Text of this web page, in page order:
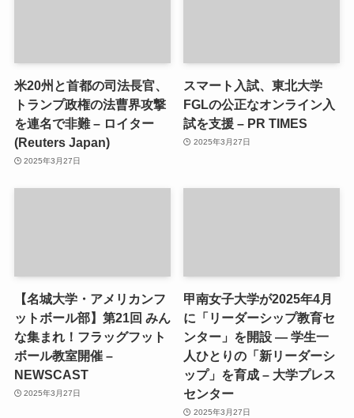
米20州と首都の司法長官、
トランプ政権の法曹界攻撃
を連名で非難 – ロイター
(Reuters Japan)
2025年3月27日
スマート入試、東北大学
FGLの公正なオンライン入
試を支援 – PR TIMES
2025年3月27日
【名城大学・アメリカンフ
ットボール部】第21回 みん
な集まれ！フラッグフット
ボール教室開催 –
NEWSCAST
2025年3月27日
甲南女子大学が2025年4月
に「リーダーシップ教育セ
ンター」を開設 ― 学生一
人ひとりの「新リーダーシ
ップ」を育成 – 大学プレス
センター
2025年3月27日